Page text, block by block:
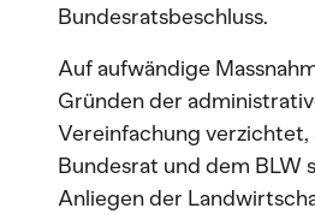
Bundesratsbeschluss.
Auf aufwändige
Gründen der
Vereinfachung verzichtet,
Bundesrat und dem BLW
Anliegen der